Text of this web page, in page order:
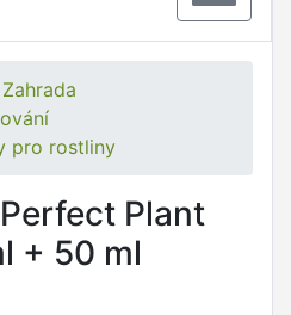
Zahrada
pro rostliny
Plant
+ 50 ml